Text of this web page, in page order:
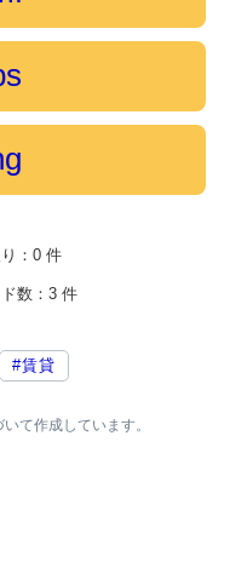
：0 件
数：3 件
#賃貸
て作成しています。